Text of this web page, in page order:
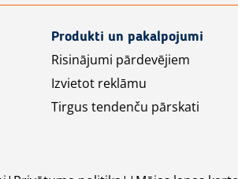
Produkti un pakalpojumi
Risinājumi pārdevējiem
Izvietot reklāmu
Tirgus tendenču pārskati